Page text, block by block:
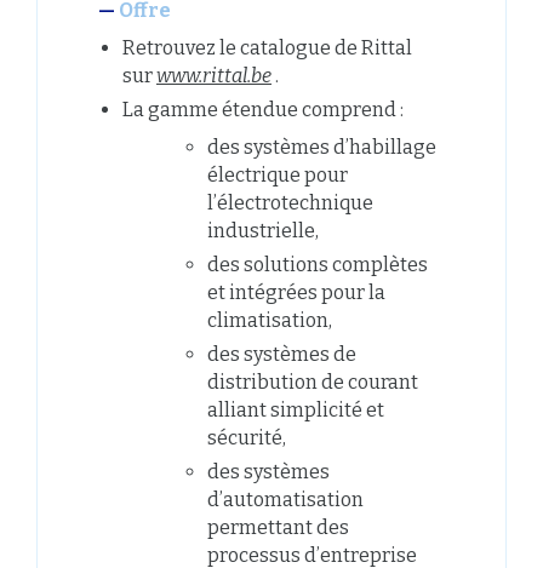
Offre
Retrouvez le catalogue de Rittal
surwww.rittal.be.
La gamme étendue comprend :
des systèmes d’habillage
électrique pour
l’électrotechnique
industrielle,
des solutions complètes
et intégrées pour la
climatisation,
des systèmes de
distribution de courant
alliant simplicité et
sécurité,
des systèmes
d’automatisation
permettant des
processus d’entreprise